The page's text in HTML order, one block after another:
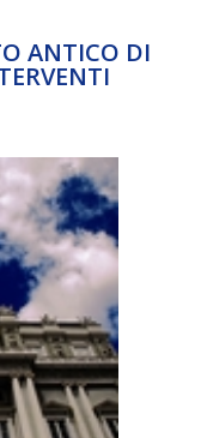
ANTICO DI